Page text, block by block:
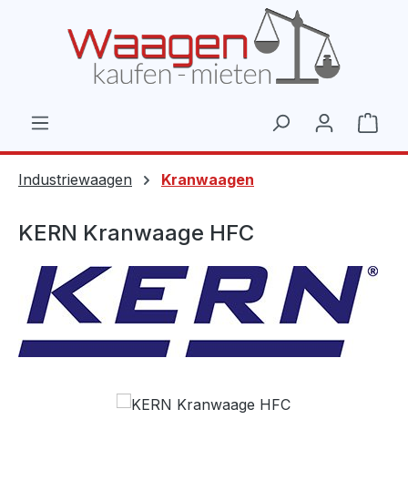
Industriewaagen Kranwaagen
KERN Kranwaage HFC
Bildergalerie überspringen